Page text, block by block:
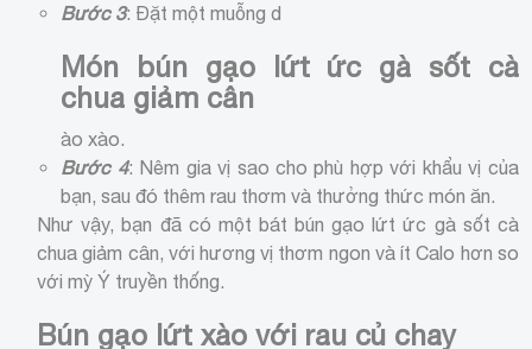
Bước 3: Đặt một muỗng d
Món bún gạo lứt ức gà sốt cà
chua giảm cân
ào xào.
Bước 4: Nêm gia vị sao cho phù hợp với khẩu vị của
bạn, sau đó thêm rau thơm và thưởng thức món ăn.
Như vậy, bạn đã có một bát bún gạo lứt ức gà sốt cà
chua giảm cân, với hương vị thơm ngon và ít Calo hơn so
với mỳ Ý truyền thống.
Bún gạo lứt xào với rau củ chay